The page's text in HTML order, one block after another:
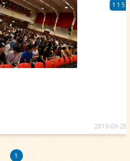
115
2019-09-28
1